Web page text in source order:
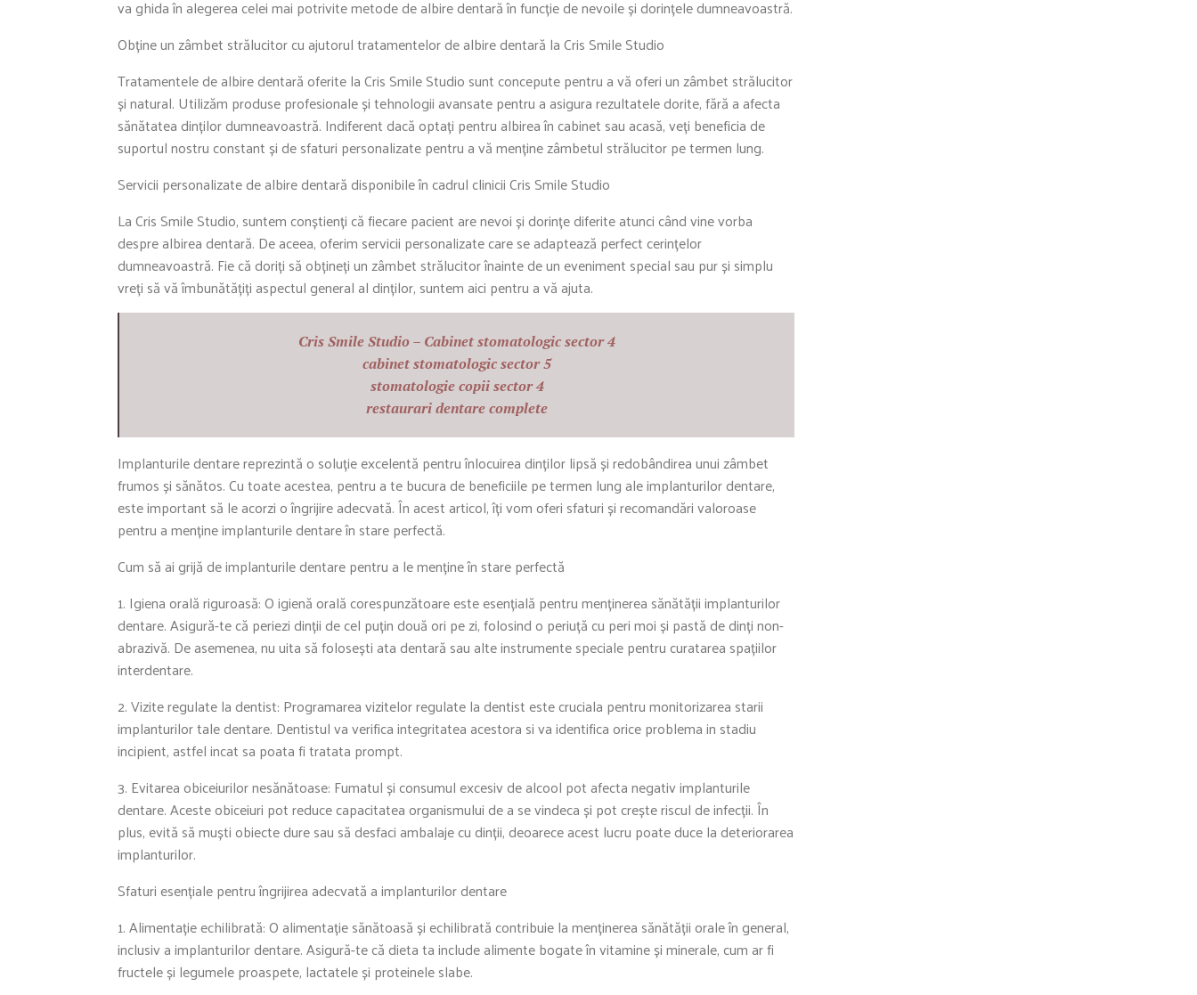
va ghida în alegerea celei mai potrivite metode de albire dentară în funcție de nevoile și dorințele dumneavoastră.
Obține un zâmbet strălucitor cu ajutorul tratamentelor de albire dentară la Cris Smile Studio
Tratamentele de albire dentară oferite la Cris Smile Studio sunt concepute pentru a vă oferi un zâmbet strălucitor
și natural. Utilizăm produse profesionale și tehnologii avansate pentru a asigura rezultatele dorite, fără a afecta
sănătatea dinților dumneavoastră. Indiferent dacă optați pentru albirea în cabinet sau acasă, veți beneficia de
suportul nostru constant și de sfaturi personalizate pentru a vă menține zâmbetul strălucitor pe termen lung.
Servicii personalizate de albire dentară disponibile în cadrul clinicii Cris Smile Studio
La Cris Smile Studio, suntem conștienți că fiecare pacient are nevoi și dorințe diferite atunci când vine vorba
despre albirea dentară. De aceea, oferim servicii personalizate care se adaptează perfect cerințelor
dumneavoastră. Fie că doriți să obțineți un zâmbet strălucitor înainte de un eveniment special sau pur și simplu
vreți să vă îmbunătățiți aspectul general al dinților, suntem aici pentru a vă ajuta.
Cris Smile Studio – Cabinet stomatologic sector 4
cabinet stomatologic sector 5
stomatologie copii sector 4
restaurari dentare complete
Implanturile dentare reprezintă o soluție excelentă pentru înlocuirea dinților lipsă și redobândirea unui zâmbet
frumos și sănătos. Cu toate acestea, pentru a te bucura de beneficiile pe termen lung ale implanturilor dentare,
este important să le acorzi o îngrijire adecvată. În acest articol, îți vom oferi sfaturi și recomandări valoroase
pentru a menține implanturile dentare în stare perfectă.
Cum să ai grijă de implanturile dentare pentru a le menține în stare perfectă
1. Igiena orală riguroasă: O igienă orală corespunzătoare este esențială pentru menținerea sănătății implanturilor
dentare. Asigură-te că periezi dinții de cel puțin două ori pe zi, folosind o periuță cu peri moi și pastă de dinți non-
abrazivă. De asemenea, nu uita să folosești ata dentară sau alte instrumente speciale pentru curatarea spațiilor
interdentare.
2. Vizite regulate la dentist: Programarea vizitelor regulate la dentist este cruciala pentru monitorizarea starii
implanturilor tale dentare. Dentistul va verifica integritatea acestora si va identifica orice problema in stadiu
incipient, astfel incat sa poata fi tratata prompt.
3. Evitarea obiceiurilor nesănătoase: Fumatul și consumul excesiv de alcool pot afecta negativ implanturile
dentare. Aceste obiceiuri pot reduce capacitatea organismului de a se vindeca și pot crește riscul de infecții. În
plus, evită să muști obiecte dure sau să desfaci ambalaje cu dinții, deoarece acest lucru poate duce la deteriorarea
implanturilor.
Sfaturi esențiale pentru îngrijirea adecvată a implanturilor dentare
1. Alimentație echilibrată: O alimentație sănătoasă și echilibrată contribuie la menținerea sănătății orale în general,
inclusiv a implanturilor dentare. Asigură-te că dieta ta include alimente bogate în vitamine și minerale, cum ar fi
fructele și legumele proaspete, lactatele și proteinele slabe.